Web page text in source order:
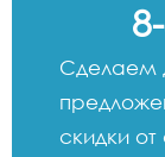
Сделаем
скидки